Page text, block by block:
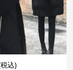
込)